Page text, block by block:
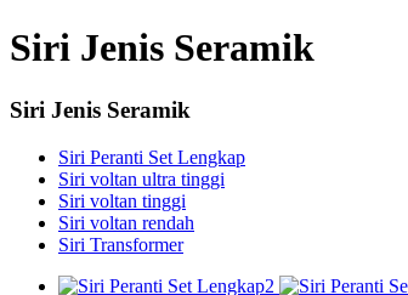
Siri Jenis Seramik
Siri Jenis Seramik
Siri Peranti Set Lengkap
Siri voltan ultra tinggi
Siri voltan tinggi
Siri voltan rendah
Siri Transformer